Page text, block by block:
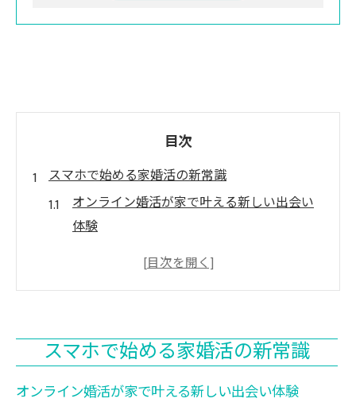
目次
スマホで始める家婚活の新常識
オンライン婚活が家で叶える新しい出会い
体験
スマホ一台で始めるオンライン結婚相談所
オンライン結婚相談所が変える現代の婚活
事情
スマホで始める家婚活の新常識
オンライン婚活が家で叶える新しい出会い体験